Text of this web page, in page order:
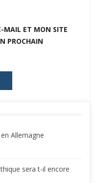
MAIL ET MON SITE
PROCHAIN
Allemagne
sera t-il encore